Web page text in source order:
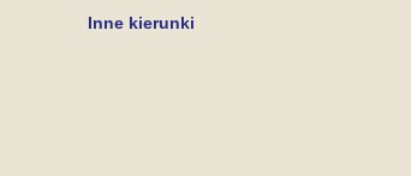
Inne kierunki